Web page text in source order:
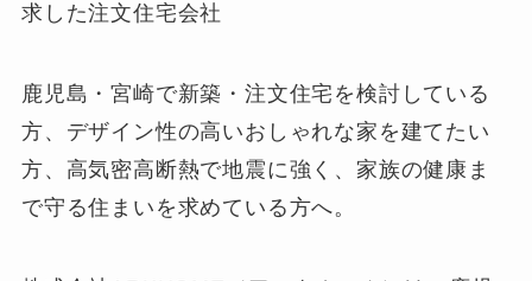
求した注文住宅会社
鹿児島・宮崎で新築・注文住宅を検討している
方、デザイン性の高いおしゃれな家を建てたい
方、高気密高断熱で地震に強く、家族の健康ま
で守る住まいを求めている方へ。